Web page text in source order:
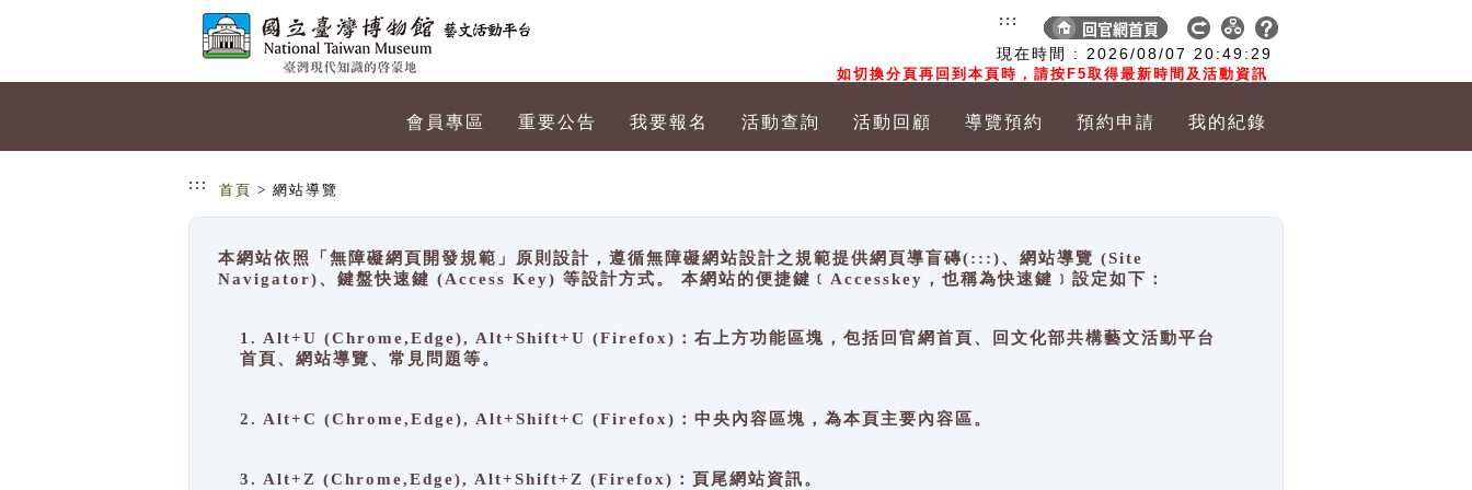
現在時間 : 2026/08/07 20:49:29
如切換分頁再回到本頁時，請按F5取得最新時間及活動資訊
:::
會員專區 重要公告 我要報名 活動查詢 活動回顧 導覽預約 預約申請 我的紀錄
::: 首頁 > 網站導覽
本網站依照「無障礙網頁開發規範」原則設計，遵循無障礙網站設計之規範提供網頁導盲磚(:::)、網站導覽 (Site
Navigator)、鍵盤快速鍵 (Access Key) 等設計方式。 本網站的便捷鍵﹝Accesskey，也稱為快速鍵﹞設定如下：
1. Alt+U (Chrome,Edge), Alt+Shift+U (Firefox)：右上方功能區塊，包括回官網首頁、回文化部共構藝文活動平台
首頁、網站導覽、常見問題等。
2. Alt+C (Chrome,Edge), Alt+Shift+C (Firefox)：中央內容區塊，為本頁主要內容區。
3. Alt+Z (Chrome,Edge), Alt+Shift+Z (Firefox)：頁尾網站資訊。